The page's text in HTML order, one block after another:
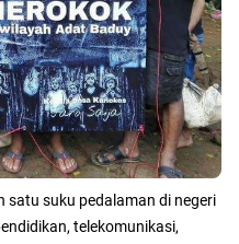
satu suku pedalaman di negeri
telekomunikasi,